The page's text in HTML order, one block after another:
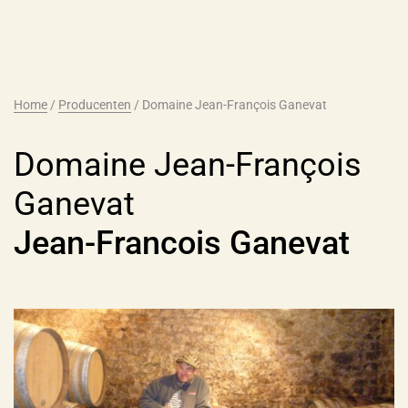
Home / Producenten / Domaine Jean-François Ganevat
Domaine Jean-François
Ganevat
Jean-Francois Ganevat